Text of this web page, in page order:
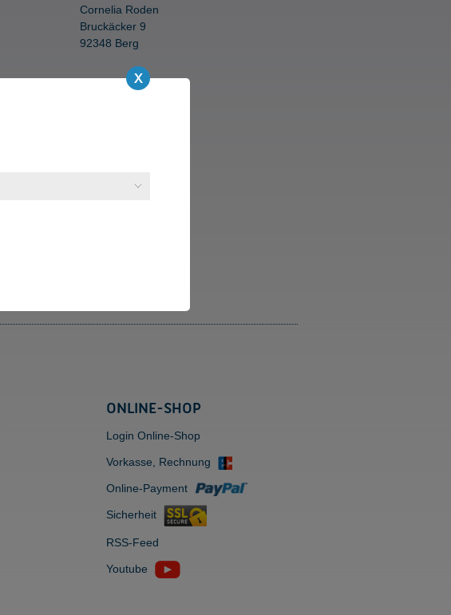
Cornelia Roden
Bruckäcker 9
92348 Berg
ONLINE-SHOP
Login Online-Shop
Vorkasse, Rechnung
Online-Payment
Sicherheit
RSS-Feed
Youtube